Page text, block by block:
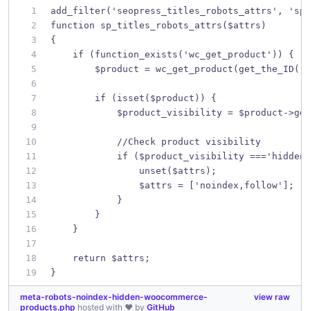
add_filter('seopress_titles_robots_attrs',
function sp_titles_robots_attrs($attrs)
{
    if (function_exists('wc_get_product')) {
$product =
        if (isset($product)) {
$product_visibility = $product-
            //Check product visibility
if ($product_visibility
                unset($attrs);
                $attrs = ['noindex,follow'];
            }
        }
    }
    return $attrs;
}
view raw
meta-robots-noindex-hidden-woocommerce-
products.php hosted with ❤ by GitHub